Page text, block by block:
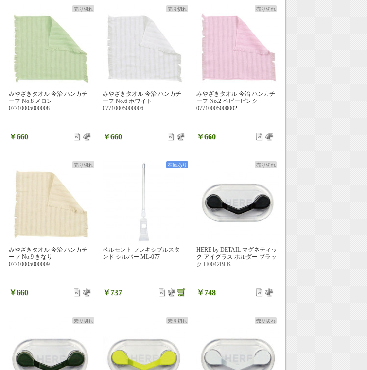
みやざきタオル 今治 ハンカチ
ーフ No.8 メロン
07710005000008
￥660
売り切れ
みやざきタオル 今治 ハンカチ
ーフ No.6 ホワイト
07710005000006
￥660
売り切れ
みやざきタオル 今治 ハンカチ
ーフ No.2 ベビーピンク
07710005000002
￥660
売り切れ
みやざきタオル 今治 ハンカチ
ーフ No.9 きなり
07710005000009
￥660
売り切れ
ベルモント フレキシブルスタ
ンド シルバー ML-077
￥737
在庫あり
HERE by DETAIL マグネティッ
ク アイグラス ホルダー ブラッ
ク H0042BLK
￥748
売り切れ
売り切れ 売り切れ 売り切れ